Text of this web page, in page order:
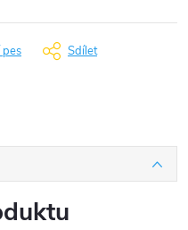
pes Sdílet